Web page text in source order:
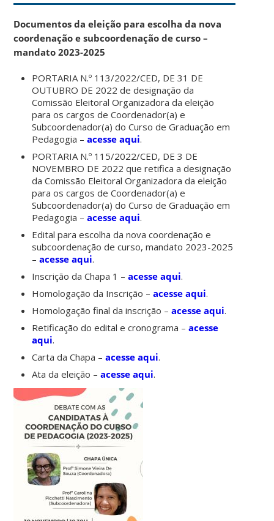
Documentos da eleição para escolha da nova
coordenação e subcoordenação de curso –
mandato 2023-2025
PORTARIA N.º 113/2022/CED, DE 31 DE
OUTUBRO DE 2022 de designação da
Comissão Eleitoral Organizadora da eleição
para os cargos de Coordenador(a) e
Subcoordenador(a) do Curso de Graduação em
Pedagogia –acesse aqui.
PORTARIA N.º 115/2022/CED, DE 3 DE
NOVEMBRO DE 2022 que retifica a designação
da Comissão Eleitoral Organizadora da eleição
para os cargos de Coordenador(a) e
Subcoordenador(a) do Curso de Graduação em
Pedagogia –acesse aqui.
Editalpara escolha da novacoordenação e
subcoordenação de curso, mandato 2023-2025
–acesse aqui.
Inscrição da Chapa 1 –acesse aqui.
Homologação da Inscrição –acesse aqui.
Homologação final da inscrição –acesse aqui.
Retificação do edital e cronograma –acesse
aqui.
Carta da Chapa –acesse aqui.
Ata da eleição –acesse aqui.